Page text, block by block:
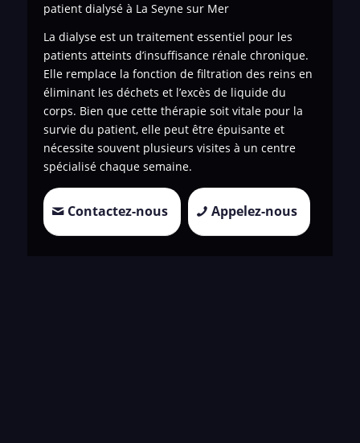
patient dialysé à La Seyne sur Mer
La dialyse est un traitement essentiel pour les
patients atteints d’insuffisance rénale chronique.
Elle remplace la fonction de filtration des reins en
éliminant les déchets et l’excès de liquide du
corps. Bien que cette thérapie soit vitale pour la
survie du patient, elle peut être épuisante et
nécessite souvent plusieurs visites à un centre
spécialisé chaque semaine.
Contactez-nous Appelez-nous